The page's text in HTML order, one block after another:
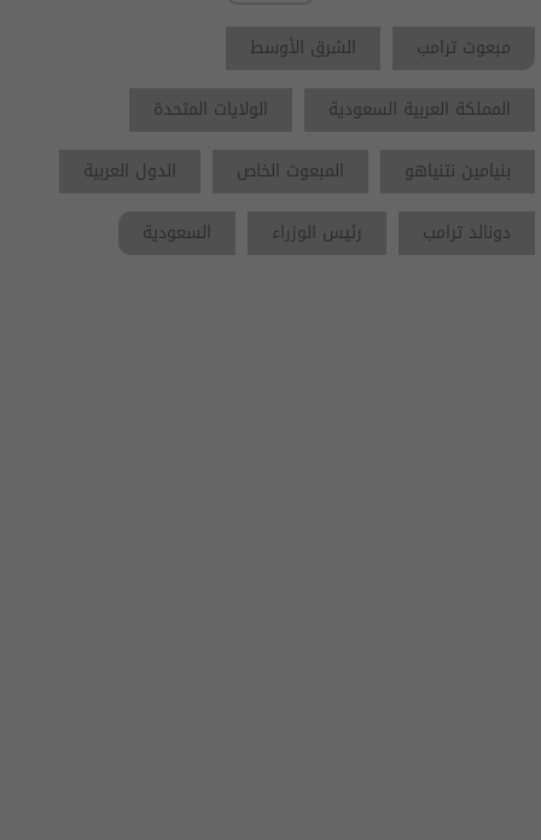
مبعوث ترامب
الشرق الأوسط
المملكة العربية السعودية
الولايات المتحدة
بنيامين نتنياهو
المبعوث الخاص
الدول العربية
دونالد ترامب
رئيس الوزراء السعودية